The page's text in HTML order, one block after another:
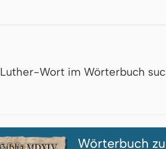
Luther-Wort im Wörterbuch
Wörterbuch